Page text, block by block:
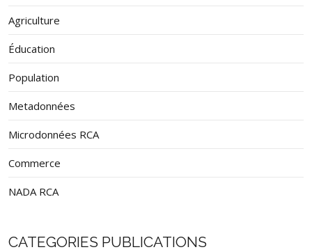
Agriculture
Éducation
Population
Metadonnées
Microdonnées RCA
Commerce
NADA RCA
CATEGORIES PUBLICATIONS